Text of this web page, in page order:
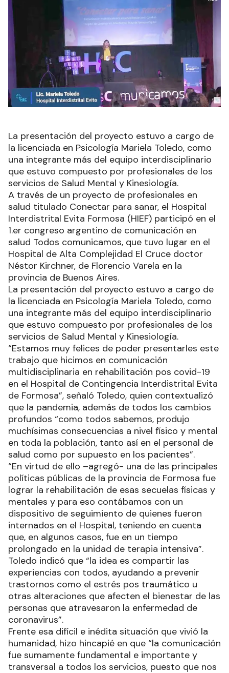
La presentación del proyecto estuvo a cargo de
la licenciada en Psicología Mariela Toledo, como
una integrante más del equipo interdisciplinario
que estuvo compuesto por profesionales de los
servicios de Salud Mental y Kinesiología.
A través de un proyecto de profesionales en
salud titulado Conectar para sanar, el Hospital
Interdistrital Evita Formosa (HIEF) participó en el
1.er congreso argentino de comunicación en
salud Todos comunicamos, que tuvo lugar en el
Hospital de Alta Complejidad El Cruce doctor
Néstor Kirchner, de Florencio Varela en la
provincia de Buenos Aires.
La presentación del proyecto estuvo a cargo de
la licenciada en Psicología Mariela Toledo, como
una integrante más del equipo interdisciplinario
que estuvo compuesto por profesionales de los
servicios de Salud Mental y Kinesiología.
“Estamos muy felices de poder presentarles este
trabajo que hicimos en comunicación
multidisciplinaria en rehabilitación pos covid-19
en el Hospital de Contingencia Interdistrital Evita
de Formosa”, señaló Toledo, quien contextualizó
que la pandemia, además de todos los cambios
profundos “como todos sabemos, produjo
muchísimas consecuencias a nivel físico y mental
en toda la población, tanto así en el personal de
salud como por supuesto en los pacientes”.
“En virtud de ello –agregó- una de las principales
políticas públicas de la provincia de Formosa fue
lograr la rehabilitación de esas secuelas físicas y
mentales y para eso contábamos con un
dispositivo de seguimiento de quienes fueron
internados en el Hospital, teniendo en cuenta
que, en algunos casos, fue en un tiempo
prolongado en la unidad de terapia intensiva”.
Toledo indicó que “la idea es compartir las
experiencias con todos, ayudando a prevenir
trastornos como el estrés pos traumático u
otras alteraciones que afecten el bienestar de las
personas que atravesaron la enfermedad de
coronavirus”.
Frente esa difícil e inédita situación que vivió la
humanidad, hizo hincapié en que “la comunicación
fue sumamente fundamental e importante y
transversal a todos los servicios, puesto que nos